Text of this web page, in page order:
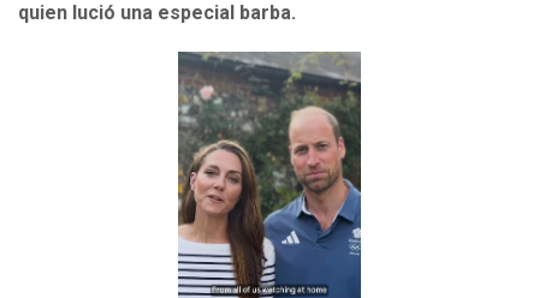
quien lució una especial barba.